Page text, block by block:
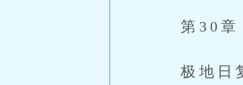
第30章
极地日复